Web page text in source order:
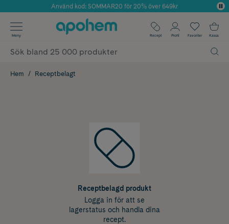
Årets Butik 2025 inom Skönhet
Använd kod: SOMMAR20 för 20% över 649kr
✓ Fri frakt
✓ Poäng på alla köp*
Meny Recept Profil Favoriter Kassa
Hem Receptbelagt
Receptbelagd produkt
Logga in för att se
lagerstatus och handla dina
recept.